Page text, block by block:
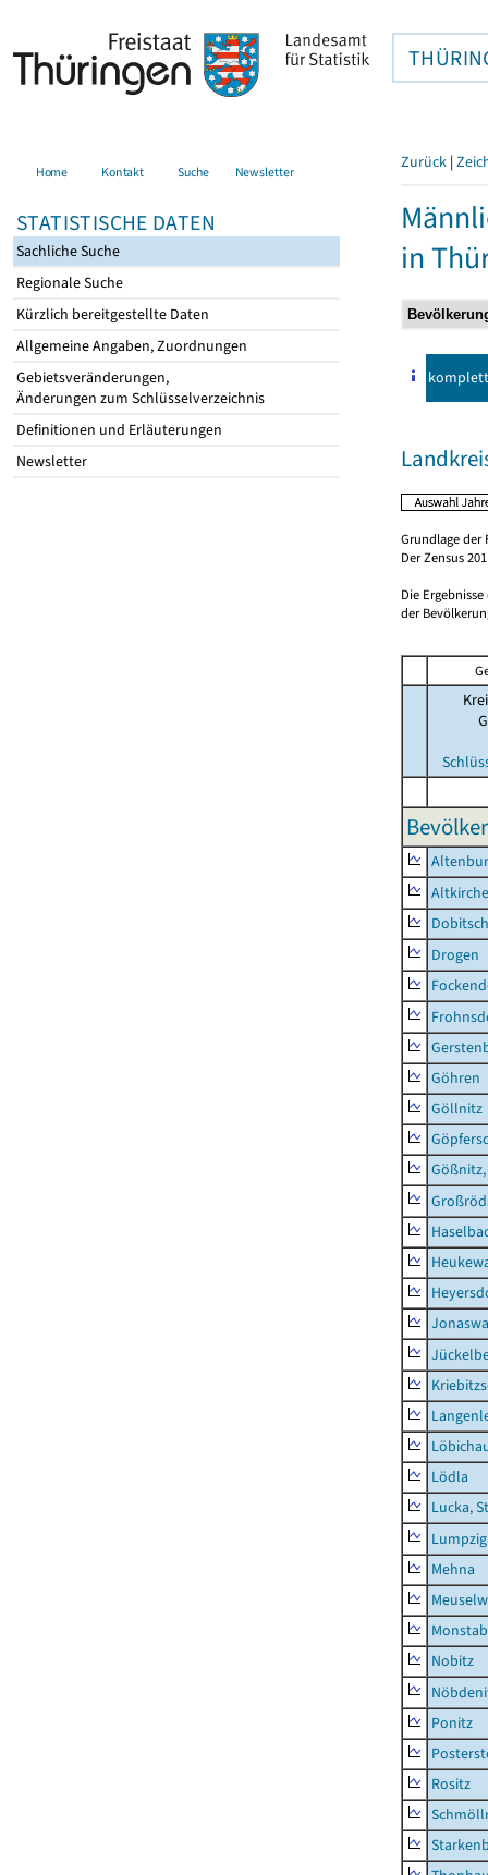
Home Kontakt Suche Newsletter
STATISTISCHE DATEN
Sachliche Suche
Regionale Suche
Kürzlich bereitgestellte Daten
Allgemeine Angaben, Zuordnungen
Gebietsveränderungen,
Änderungen zum Schlüsselverzeichnis
Definitionen und Erläuterungen
Newsletter
Zurück |
in
komplett
Grundlage der
Der Zensus
Die
der
Drogen
Göhren
Göllnitz
Lödla
Lucka,
Lumpzig
Mehna
Monstab
Nobitz
Ponitz
Rositz